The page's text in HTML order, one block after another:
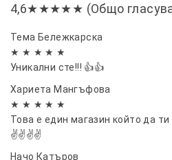
4,6★★★★★ (Общо
Тема Бележкарска
★ ★ ★ ★ ★
Уникални сте!!! 👍👍
Хариета Мангъфова
★ ★ ★ ★ ★
Това е един магазин който да
✌️✌️✌️✌️
Начо Катъров